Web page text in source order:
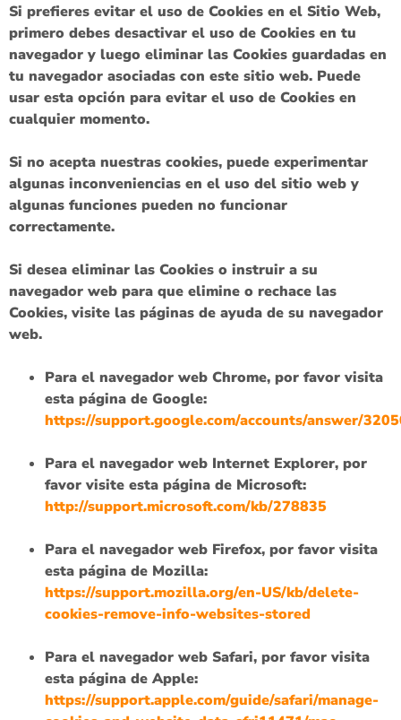
Si prefieres evitar el uso de Cookies en el Sitio Web,
primero debes desactivar el uso de Cookies en tu
navegador y luego eliminar las Cookies guardadas en
tu navegador asociadas con este sitio web. Puede
usar esta opción para evitar el uso de Cookies en
cualquier momento.
Si no acepta nuestras cookies, puede experimentar
algunas inconveniencias en el uso del sitio web y
algunas funciones pueden no funcionar
correctamente.
Si desea eliminar las Cookies o instruir a su
navegador web para que elimine o rechace las
Cookies, visite las páginas de ayuda de su navegador
web.
Para el navegador web Chrome, por favor visita
esta página de Google:
https://support.google.com/accounts/answer/
Para el navegador web Internet Explorer, por
favor visite esta página de Microsoft:
http://support.microsoft.com/kb/278835
Para el navegador web Firefox, por favor visita
esta página de Mozilla:
https://support.mozilla.org/en-US/kb/delete-
cookies-remove-info-websites-stored
Para el navegador web Safari, por favor visita
esta página de Apple:
https://support.apple.com/guide/safari/manage-